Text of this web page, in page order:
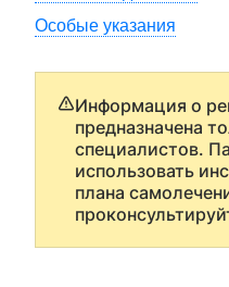
Особые указания
Информация о
предназначена
специалистов.
использовать
плана